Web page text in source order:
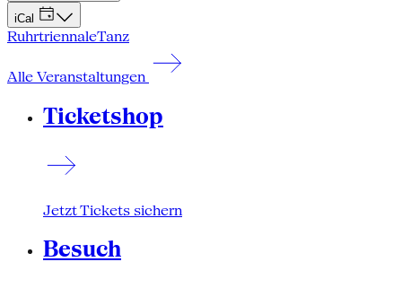
iCal
RuhrtriennaleTanz
Alle Veranstaltungen
Ticketshop
Jetzt Tickets sichern
Besuch